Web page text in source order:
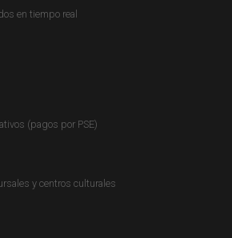
en tiempo real
(pagos por PSE)
y centros culturales